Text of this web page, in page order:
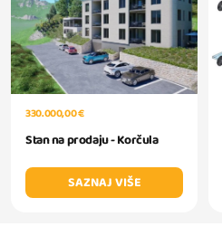
330.000,00 €
Stan na prodaju - Korčula
SAZNAJ VIŠE